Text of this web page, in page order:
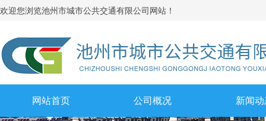
欢迎您浏览池州市城市公共交通有限公司网站！
网站首页 公司概况 新闻动